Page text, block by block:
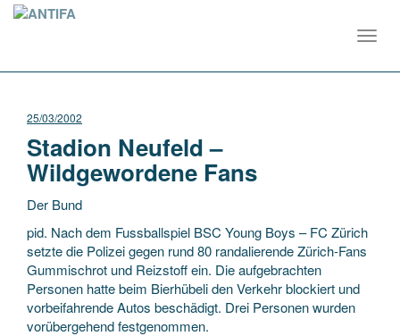
25/03/2002
Stadion Neufeld –
Wildgewordene Fans
Der Bund
pid. Nach dem Fussballspiel BSC Young Boys – FC Zürich
setzte die Polizei gegen rund 80 randalierende Zürich-Fans
Gummischrot und Reizstoff ein. Die aufgebrachten
Personen hatte beim Bierhübeli den Verkehr blockiert und
vorbeifahrende Autos beschädigt. Drei Personenwurden
vorübergehend festgenommen.